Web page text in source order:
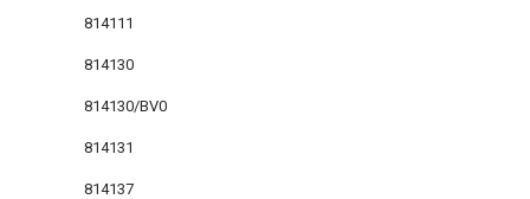
814111
814130
814130/BV0
814131
814137